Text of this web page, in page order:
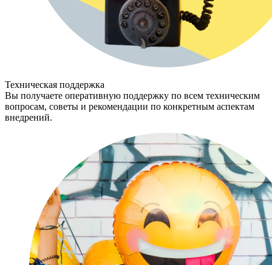
Техническая поддержка
Вы получаете оперативную поддержку по всем техническим
вопросам, советы и рекомендации по конкретным аспектам
внедрений.